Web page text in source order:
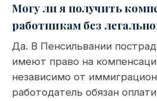
Могу ли я получить
работникам без
Да. В Пенсильвании
имеют право на
независимо от
работодатель обязан